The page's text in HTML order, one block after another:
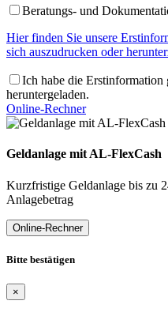
Beratungs- und
Hier finden Sie unsere
sich auszudrucken oder
Ich habe die Erstinformation
heruntergeladen.
Online-Rechner
Geldanlage mit AL-FlexCash
Kurzfristige Geldanlage bis zu
Anlagebetrag
Online-Rechner
Bitte bestätigen
×